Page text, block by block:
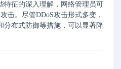
特征的深入理解，网络管理员可
击。尽管DDoS攻击形式多变，
分布式防御等措施，可以显著降